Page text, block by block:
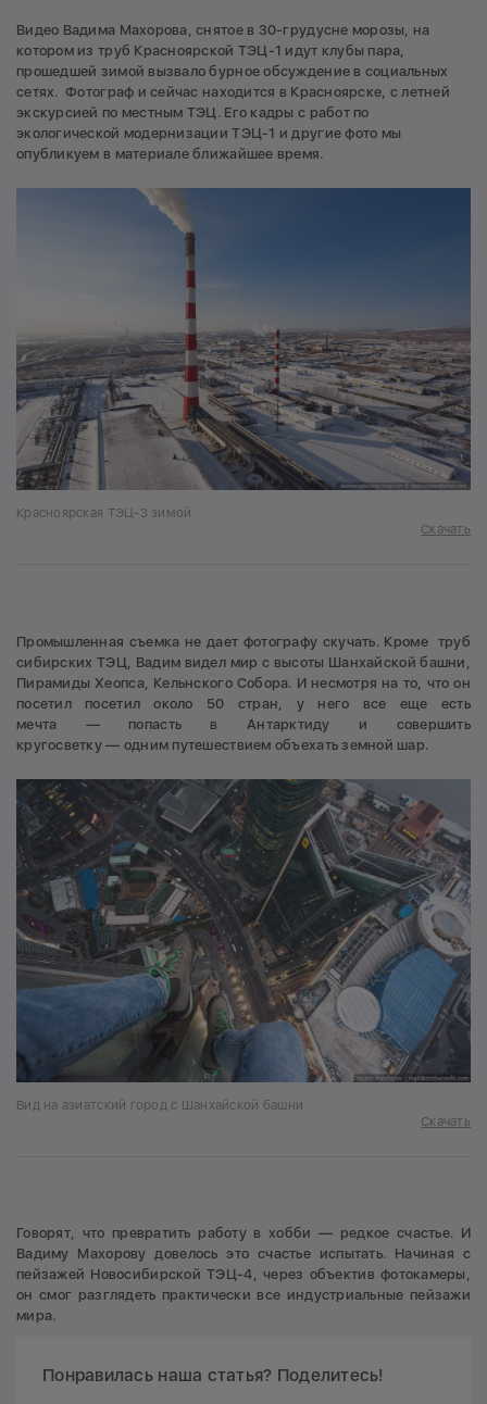
Видео Вадима Махорова, снятое в 30-грудусне морозы, на
котором из труб Красноярской ТЭЦ-1 идут клубы пара,
прошедшей зимой вызвало бурное обсуждение в социальных
сетях. Фотограф и сейчас находится в Красноярске, с летней
экскурсией по местным ТЭЦ. Его кадры с работ по
экологической модернизации ТЭЦ-1 и другие фото мы
опубликуем в материале ближайшее время.
Красноярская ТЭЦ-3 зимой
Скачать
Промышленная съемка не дает фотографу скучать. Кроме труб
сибирских ТЭЦ, Вадим видел мир с высоты Шанхайской башни,
Пирамиды Хеопса, Кельнского Собора. И несмотря на то, что он
посетил посетил около 50 стран, у него все еще есть
мечта — попасть в Антарктиду и совершить
кругосветку — одним путешествием объехать земной шар.
Вид на азиатский город с Шанхайской башни
Скачать
Говорят, что превратить работу в хобби — редкое счастье. И
Вадиму Махорову довелось это счастье испытать. Начиная с
пейзажей Новосибирской ТЭЦ-4, через объектив фотокамеры,
он смог разглядеть практически все индустриальные пейзажи
мира.
Понравилась наша статья? Поделитесь!